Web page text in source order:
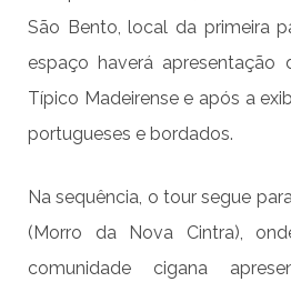
São Bento, local da primeira
espaço haverá apresentação
Típico Madeirense e após a
portugueses e bordados.
Na sequência, o tour segue
(Morro da Nova Cintra),
comunidade cigana